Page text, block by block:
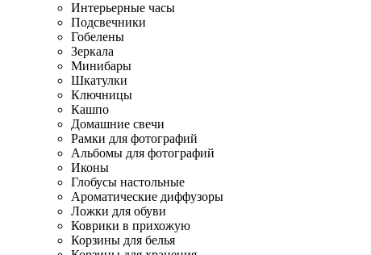
Интерьерные часы
Подсвечники
Гобелены
Зеркала
Минибары
Шкатулки
Ключницы
Кашпо
Домашние свечи
Рамки для фотографий
Альбомы для фотографий
Иконы
Глобусы настольные
Ароматические диффузоры
Ложки для обуви
Коврики в прихожую
Корзины для белья